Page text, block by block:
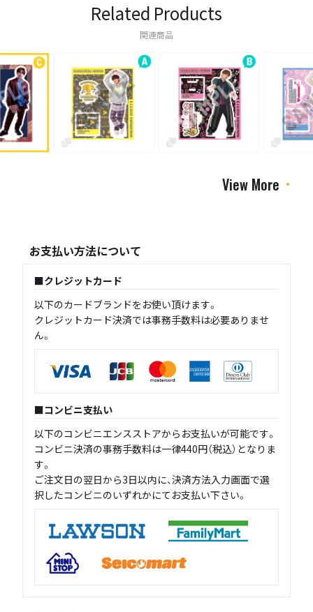
Related Products
関連商品
View More
お支払い方法について
クレジットカード
以下のカードブランドをお使い頂けます。
クレジットカード決済では事務手数料は必要ありませ
ん。
コンビニ支払い
以下のコンビニエンスストアからお支払いが可能です。
コンビニ決済の事務手数料は一律440円（税込）となりま
す。
ご注文日の翌日から3日以内に、決済方法入力画面で選
択したコンビニのいずれかにてお支払い下さい。